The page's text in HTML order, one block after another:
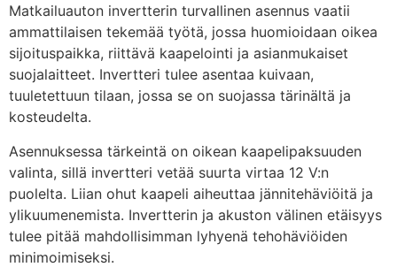
Matkailuauton invertterin turvallinen asennus vaatii
ammattilaisen tekemää työtä, jossa huomioidaan oikea
sijoituspaikka, riittävä kaapelointi ja asianmukaiset
suojalaitteet. Invertteri tulee asentaa kuivaan,
tuuletettuun tilaan, jossa se on suojassa tärinältä ja
kosteudelta.
Asennuksessa tärkeintä on oikean kaapelipaksuuden
valinta, sillä invertteri vetää suurta virtaa 12 V:n
puolelta. Liian ohut kaapeli aiheuttaa jännitehäviöitä ja
ylikuumenemista. Invertterin ja akuston välinen etäisyys
tulee pitää mahdollisimman lyhyenä tehohäviöiden
minimoimiseksi.